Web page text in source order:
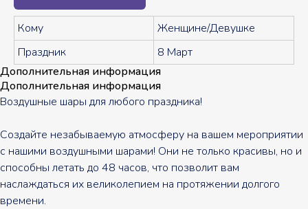
Кому
Женщине/Девушке
Праздник
8 Март
Дополнительная информация
Дополнительная информация
Воздушные шары для любого праздника!
Создайте незабываемую атмосферу на вашем мероприятии
с нашими воздушными шарами! Они не только красивы, но и
способны летать до 48 часов, что позволит вам
наслаждаться их великолепием на протяжении долгого
времени.